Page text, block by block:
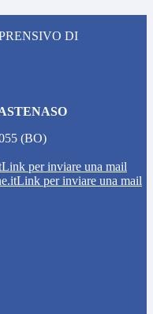
DI
(BO)
Link per inviare una mail
Link per inviare una mail